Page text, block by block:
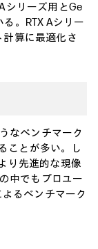
シリーズ用とGe
。RTX Aシリー
算に最適化さ
なベンチマーク
ことが多い。し
り先進的な現像
中でもプロユー
るベンチマーク